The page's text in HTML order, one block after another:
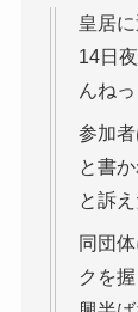
皇居
14日
んね
参加
と書
と訴え
同団
クを